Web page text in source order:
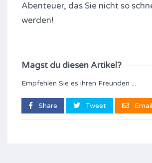
Abenteuer, das Sie nicht so
werden!
Magst du diesen Artikel?
Empfehlen Sie es ihren Freunden ...
Share Tweet Email